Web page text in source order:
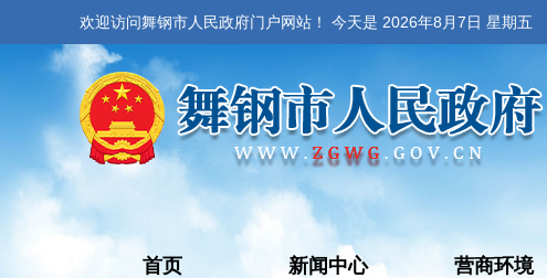
欢迎访问舞钢市人民政府门户网站！ 今天是 2026年8月7日 星期五
首页 新闻中心 营商环境